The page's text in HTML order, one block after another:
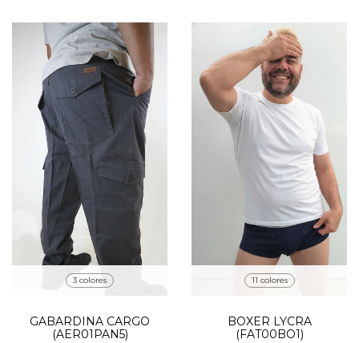
3 colores
GABARDINA CARGO
(AER01PAN5)
11 colores
BOXER LYCRA
(FAT00BO1)